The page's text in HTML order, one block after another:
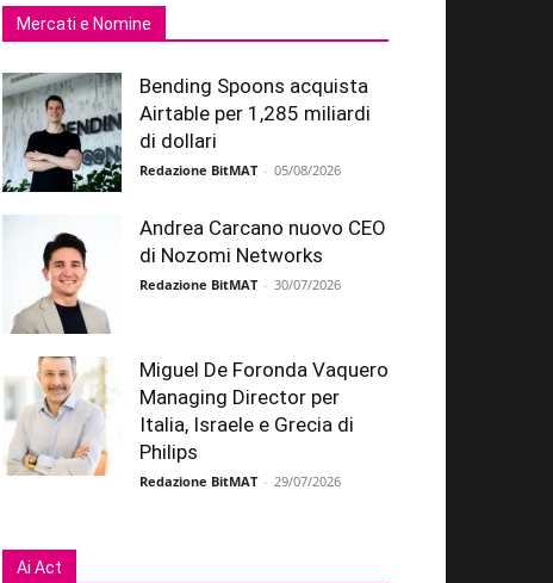
Mercati e Nomine
Bending Spoons acquista
Airtable per 1,285 miliardi
di dollari
Redazione BitMAT - 05/08/2026
Andrea Carcano nuovo CEO
di Nozomi Networks
Redazione BitMAT - 30/07/2026
Miguel De Foronda Vaquero
Managing Director per
Italia, Israele e Grecia di
Philips
Redazione BitMAT - 29/07/2026
Ai Act